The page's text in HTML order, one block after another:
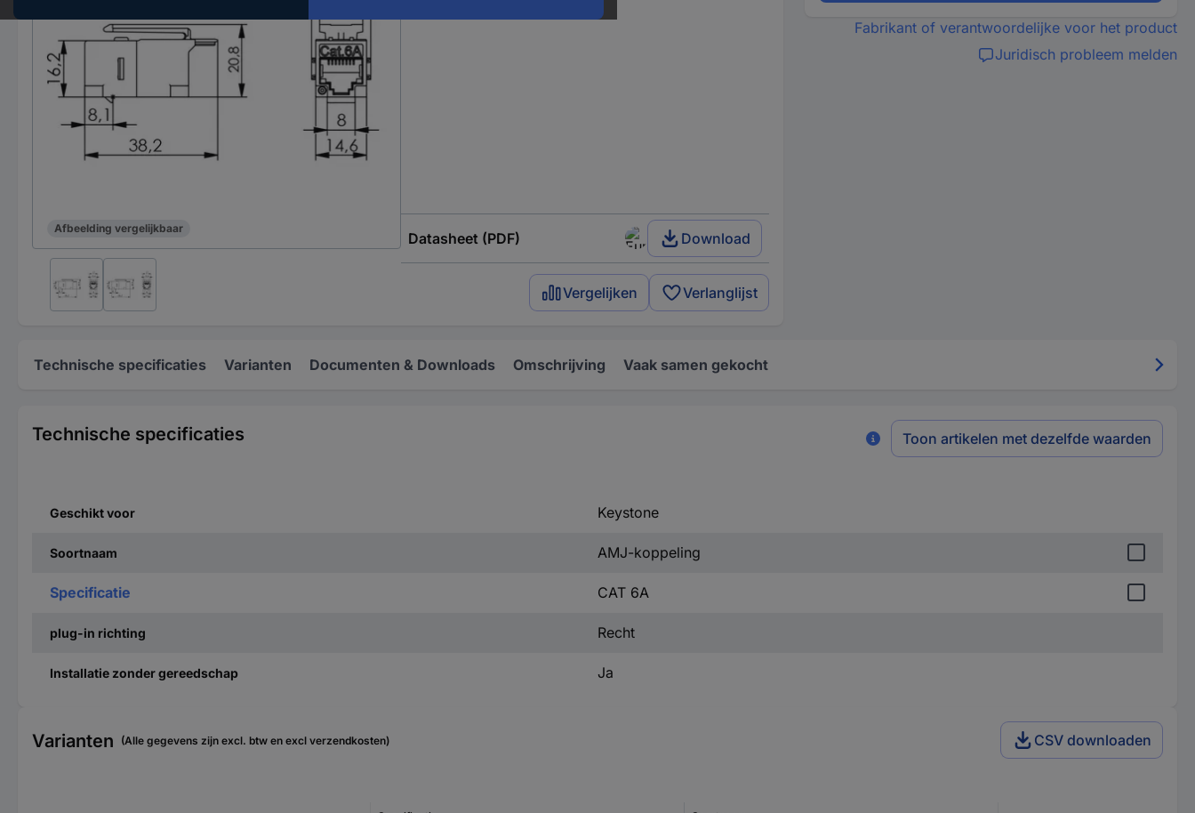
Afbeelding vergelijkbaar
Datasheet (PDF) Download
Vergelijken Verlanglijst
Fabrikant of verantwoordelijke voor het product
Juridisch probleem melden
Technische specificaties Varianten Documenten & Downloads Omschrijving Vaak samen gekocht
Technische specificaties Toon artikelen met dezelfde waarden
Geschikt voor Keystone
Soortnaam AMJ-koppeling
Specificatie CAT 6A
plug-in richting Recht
Installatie zonder gereedschap Ja
Varianten (Alle gegevens zijn excl. btw en excl verzendkosten) CSV downloaden